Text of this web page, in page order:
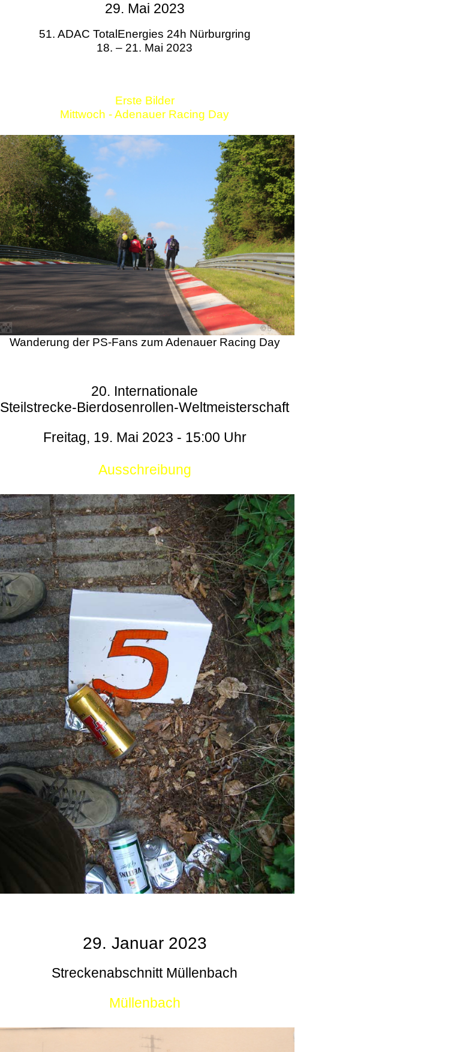
29. Mai 2023
51. ADAC TotalEnergies 24h Nürburgring
18. – 21. Mai 2023
Erste Bilder
Mittwoch - Adenauer Racing Day
Wanderung der PS-Fans zum Adenauer Racing Day
20. Internationale
Steilstrecke-Bierdosenrollen-Weltmeisterschaft
Freitag, 19. Mai 2023 - 15:00 Uhr
Ausschreibung
29. Januar 2023
Streckenabschnitt Müllenbach
Müllenbach